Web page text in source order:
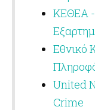
ΚΕΘΕΑ -
Εθνικό
United
Crime